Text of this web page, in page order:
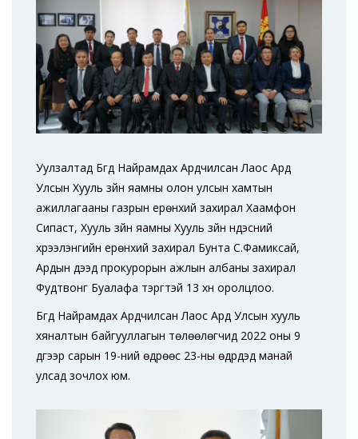
Уулзалтад Бүгд Найрамдах Ардчилсан Лаос Ард
Улсын Хууль зүйн яамны олон улсын хамтын
ажиллагааны газрын ерөнхий захирал Хаамфон
Сипасүт, Хууль зүйн яамны Хууль зүйн үндэсний
хүрээлэнгийн ерөнхий захирал Бунта С.Фамиксай,
Ардын дээд прокурорын ажлын албаны захирал
Фудтвонг Буалафа тэргүүтэй 13 хүн оролцлоо.
Бүгд Найрамдах Ардчилсан Лаос Ард Улсын хууль
хяналтын байгууллагын төлөөлөгчид 2022 оны 9
дүгээр сарын 19-ний өдрөөс 23-ны өдрүүдэд манай
улсад зочлох юм.